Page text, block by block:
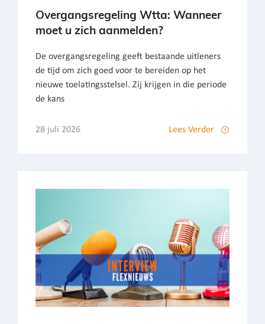
Overgangsregeling Wtta: Wanneer
moet u zich aanmelden?
De overgangsregeling geeft bestaande uitleners
de tijd om zich goed voor te bereiden op het
nieuwe toelatingsstelsel. Zij krijgen in die periode
de kans
28 juli 2026 Lees Verder